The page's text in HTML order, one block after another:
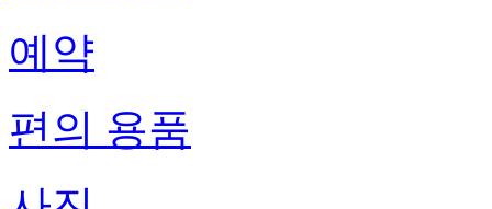
예약
편의 용품